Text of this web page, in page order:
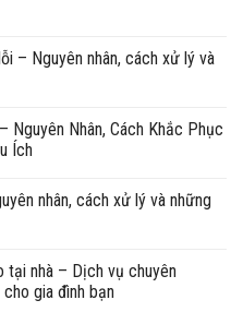
– Nguyên nhân, cách xử lý và
Nguyên Nhân, Cách Khắc Phục
Ích
nhân, cách xử lý và những
tại nhà – Dịch vụ chuyên
gia đình bạn